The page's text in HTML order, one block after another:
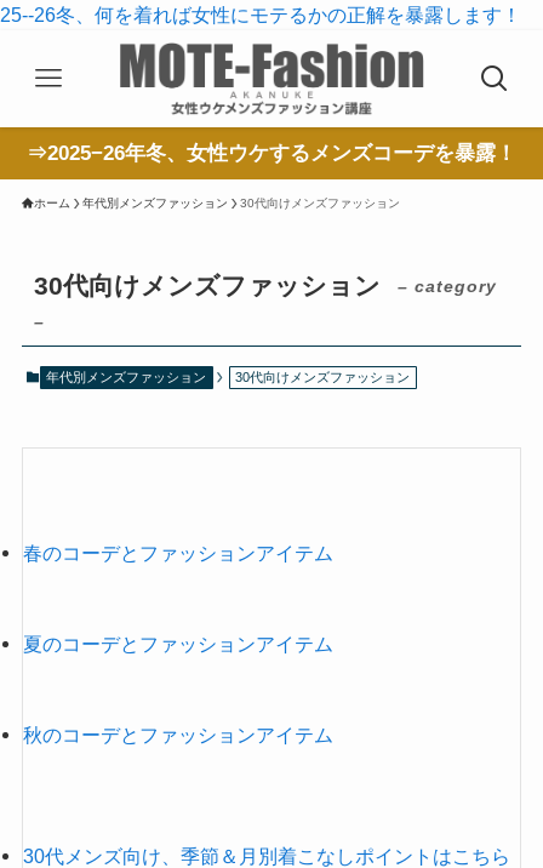
25--26冬、何を着れば女性にモテるかの正解を暴露します！
⇒2025−26年冬、女性ウケするメンズコーデを暴露！
ホーム 年代別メンズファッション 30代向けメンズファッション
30代向けメンズファッション
– category
–
年代別メンズファッション 30代向けメンズファッション
春のコーデとファッションアイテム
夏のコーデとファッションアイテム
秋のコーデとファッションアイテム
30代メンズ向け、季節＆月別着こなしポイントはこちら